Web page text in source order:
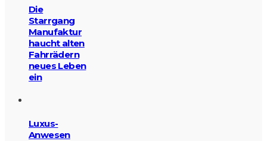
Die
Starrgang
Manufaktur
haucht alten
Fahrrädern
neues Leben
ein
Luxus-
Anwesen